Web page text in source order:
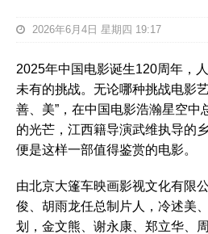
2026年6月4日 星期四 19:17
2025年中国电影诞生120周年，
未有的挑战。无论哪种挑战电影
善、美”，在中国电影浩瀚星空中
的光芒，江西籍导演武维执导的
便是这样一部值得鉴赏的电影。
由北京大篷车映画影视文化有限
俊、胡雨龙任总制片人，冷述美
划，金文熊、谢永康、郑立华、